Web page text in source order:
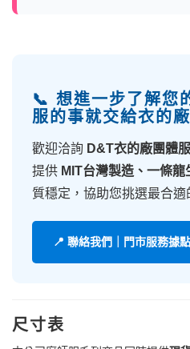
📞 想進一步了解您
服的事就交給衣的
歡迎洽詢 D&T衣的廠團體
提供 MIT台灣製造、一條龍
質穩定，協助您挑選最合適
📍 聯絡我們｜門市服務據點
尺寸表